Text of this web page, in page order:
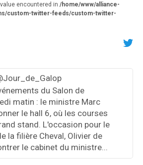
encountered in /home/www/alliance-
custom-twitter-feeds/custom-twitter-
du Salon de
matin : le ministre Marc
le hall 6, où les courses
stand. L'occasion pour le
la filière Cheval, Olivier de
le cabinet du ministre...